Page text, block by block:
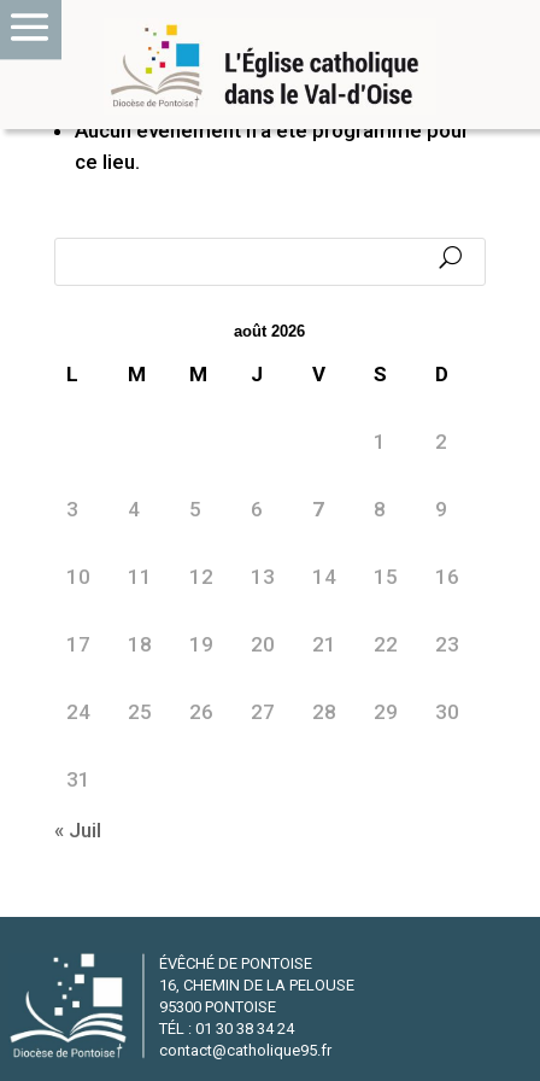
PROCHAINS ÉVÉNEMENTS
Aucun événement n’a été programmé pour
ce lieu.
août 2026
L M M J V S D
1 2
3 4 5 6 7 8 9
10 11 12 13 14 15 16
17 18 19 20 21 22 23
24 25 26 27 28 29 30
31
« Juil
ÉVÊCHÉ DE PONTOISE
16, CHEMIN DE LA PELOUSE
95300 PONTOISE
TÉL : 01 30 38 34 24
contact@catholique95.fr